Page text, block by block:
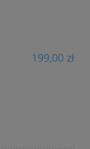
199,00 zł